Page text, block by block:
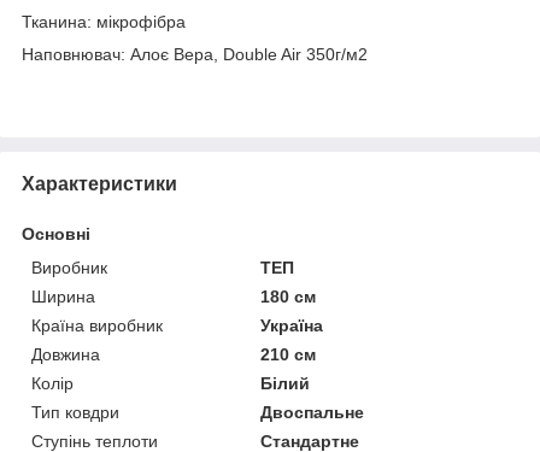
Тканина: мікрофібра
Наповнювач: Алоє Вера, Double Air 350г/м2
Характеристики
Основні
Виробник
ТЕП
Ширина
180 см
Країна виробник
Україна
Довжина
210 см
Колір
Білий
Тип ковдри
Двоспальне
Ступінь теплоти
Стандартне